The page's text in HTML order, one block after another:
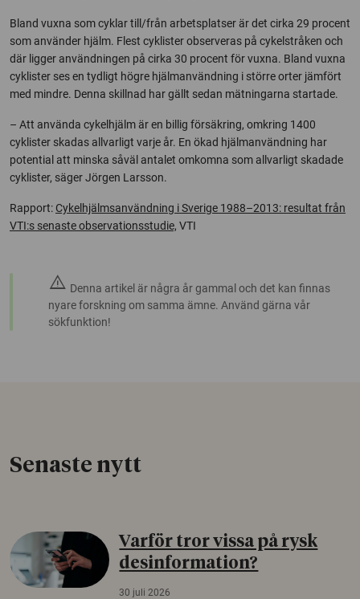
Bland vuxna som cyklar till/från arbetsplatser är det cirka 29 procent
som använder hjälm. Flest cyklister observeras på cykelstråken och
där ligger användningen på cirka 30 procent för vuxna. Bland vuxna
cyklister ses en tydligt högre hjälmanvändning i större orter jämfört
med mindre. Denna skillnad har gällt sedan mätningarna startade.
– Att använda cykelhjälm är en billig försäkring, omkring 1400
cyklister skadas allvarligt varje år. En ökad hjälmanvändning har
potential att minska såväl antalet omkomna som allvarligt skadade
cyklister, säger Jörgen Larsson.
Rapport: Cykelhjälmsanvändning i Sverige 1988–2013: resultat från
VTI:s senaste observationsstudie, VTI
warning Denna artikel är några år gammal och det kan finnas
nyare forskning om samma ämne. Använd gärna vår
sökfunktion!
Senaste nytt
Varför tror vissa på rysk
desinformation?
30 juli 2026